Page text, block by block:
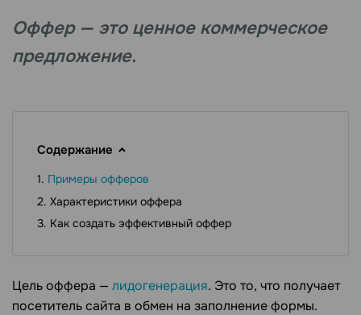
Оффер — это ценное коммерческое
предложение.
Содержание
Примеры офферов
Характеристики оффера
Как создать эффективный оффер
Цель оффера — лидогенерация. Это то, что получает
посетитель сайта в обмен на заполнение формы.